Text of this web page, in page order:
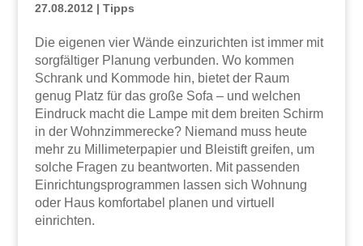
27.08.2012 | Tipps
Die eigenen vier Wände einzurichten ist immer mit
sorgfältiger Planung verbunden. Wo kommen
Schrank und Kommode hin, bietet der Raum
genug Platz für das große Sofa – und welchen
Eindruck macht die Lampe mit dem breiten Schirm
in der Wohnzimmerecke? Niemand muss heute
mehr zu Millimeterpapier und Bleistift greifen, um
solche Fragen zu beantworten. Mit passenden
Einrichtungsprogrammen lassen sich Wohnung
oder Haus komfortabel planen und virtuell
einrichten.